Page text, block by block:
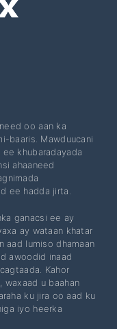
oo aan ka
baaris. Mawduucani
khubaradayada
ahaaneed
ee hadda jirta.
ganacsi ee ay
ay wataan khatar
aad lumiso dhamaan
awoodid inaad
Kahor
waxaad u baahan
ku jira oo aad ku
iyo heerka